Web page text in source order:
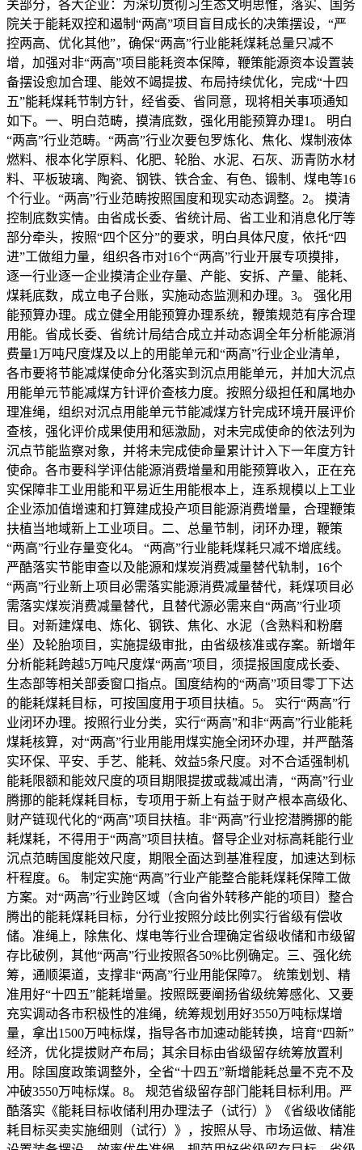
关部分，各大企业：为深切贯彻习生态文明思惟，落实、国务
院关于能耗双控和遏制“两高”项目盲目成长的决策摆设，“严
控两高、优化其他”，确保“两高”行业能耗煤耗总量只减不
增，加强对非“两高”项目能耗资本保障，鞭策能源资本设置装
备摆设愈加合理、能效不竭提拔、布局持续优化，完成“十四
五”能耗煤耗节制方针，经省委、省同意，现将相关事项通知
如下。一、明白范畴，摸清底数，强化用能预算办理1。 明白
“两高”行业范畴。“两高”行业次要包罗炼化、焦化、煤制液体
燃料、根本化学原料、化肥、轮胎、水泥、石灰、沥青防水材
料、平板玻璃、陶瓷、钢铁、铁合金、有色、锻制、煤电等16
个行业。“两高”行业范畴按照国度和现实动态调整。2。 摸清
控制底数实情。由省成长委、省统计局、省工业和消息化厅等
部分牵头，按照“四个区分”的要求，明白具体尺度，依托“四
进”工做组力量，组织各市对16个“两高”行业开展专项摸排，
逐一行业逐一企业摸清企业存量、产能、安拆、产量、能耗、
煤耗底数，成立电子台账，实施动态监测和办理。3。 强化用
能预算办理。成立健全用能预算办理系统，鞭策规范有序合理
用能。省成长委、省统计局结合成立并动态调全年分析能源消
费量1万吨尺度煤及以上的用能单元和“两高”行业企业清单，
各市要将节能减煤使命分化落实到沉点用能单元，并加大沉点
用能单元节能减煤方针评价查核力度。按照分级担任和属地办
理准绳，组织对沉点用能单元节能减煤方针完成环境开展评价
查核，强化评价成果使用和惩激励，对未完成使命的依法列为
沉点节能监察对象，并将未完成使命量累计计入下一年度方针
使命。各市要科学评估能源消费增量和用能预算收入，正在充
实保障非工业用能和平易近生用能根本上，连系规模以上工业
企业添加值增速和打算建成投产项目能源消费增量，合理鞭策
扶植当地域新上工业项目。二、总量节制，闭环办理，鞭策
“两高”行业存量变化4。 “两高”行业能耗煤耗只减不增底线。
严酷落实节能审查以及能源和煤炭消费减量替代轨制，16个
“两高”行业新上项目必需落实能源消费减量替代，耗煤项目必
需落实煤炭消费减量替代，且替代源必需来自“两高”行业项
目。对新建煤电、炼化、钢铁、焦化、水泥（含熟料和粉磨
坐）及轮胎项目，实施提级审批，由省级核准或存案。新增年
分析能耗跨越5万吨尺度煤“两高”项目，须提报国度成长委、
生态部等相关部委窗口指点。国度结构的“两高”项目零丁下达
的能耗煤耗目标，可按国度用于项目扶植。5。 实行“两高”行
业闭环办理。按照行业分类，实行“两高”和非“两高”行业能耗
煤耗核算，对“两高”行业用能用煤实施全闭环办理，并严酷落
实环保、平安、手艺、能耗、效益5条尺度。对不合适强制机
能耗限额和能效尺度的项目期限提拔或裁减出清，“两高”行业
腾挪的能耗煤耗目标，专项用于新上有益于财产根本高级化、
财产链现代化的“两高”项目扶植。非“两高”行业挖潜腾挪的能
耗煤耗，不得用于“两高”项目扶植。督导企业对标高耗能行业
沉点范畴国度能效尺度，期限全面达到基准程度，加速达到标
杆程度。6。 制定实施“两高”行业产能整合能耗煤耗保障工做
方案。对“两高”行业跨区域（含向省外转移产能的项目）整合
腾出的能耗煤耗目标，分行业按照分歧比例实行省级有偿收
储。准绳上，除焦化、煤电等行业合理确定省级收储和市级留
存比破例，其他“两高”行业按照各50%比例确定。三、强化统
筹，通顺渠道，支撑非“两高”行业用能保障7。 统策划划、精
准用好“十四五”能耗增量。按照既要阐扬省级统筹感化、又要
充实调动各市积极性的准绳，统筹规划用好3550万吨标煤增
量，拿出1500万吨标煤，指导各市加速动能转换，培育“四新”
经济，优化提拔财产布局；其余目标由省级留存统筹放置利
用。除国度政策调整外，全省“十四五”新增能耗总量不克不及
冲破3550万吨标煤。8。 规范省级留存部门能耗目标利用。严
酷落实《能耗目标收储利用办理法子（试行）》《省级收储能
耗目标买卖实施细则（试行）》，按照从导、市场运做、精准